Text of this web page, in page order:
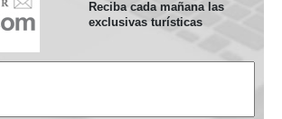
Reciba cada mañana las
exclusivas turísticas